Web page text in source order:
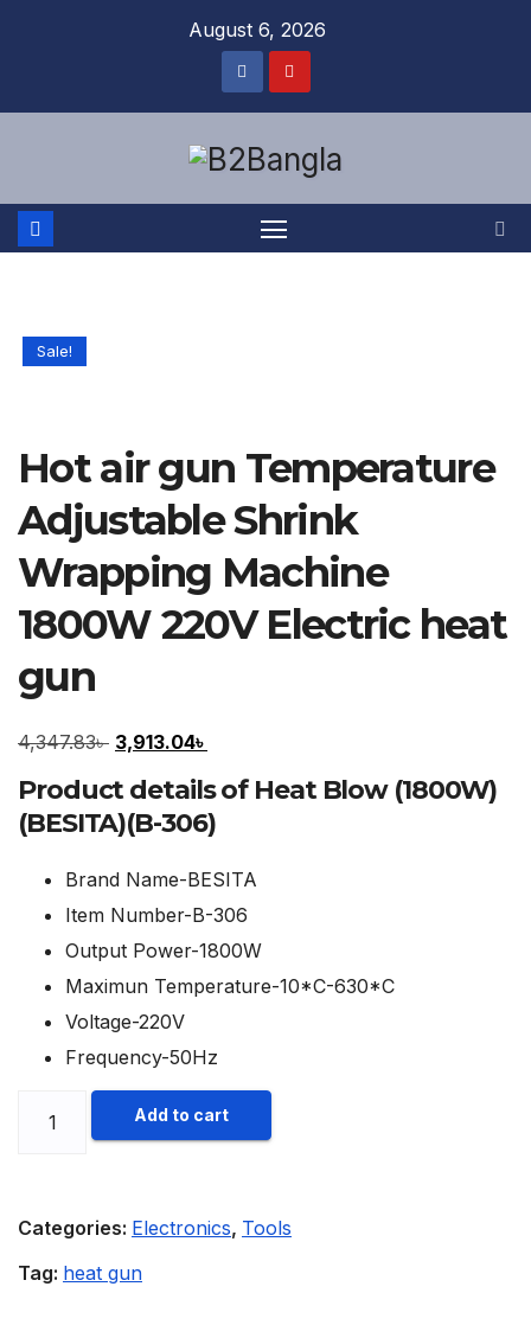
August 6, 2026
Sale!
Hot air gun Temperature
Adjustable Shrink
Wrapping Machine
1800W 220V Electric heat
gun
4,347.83৳ Original
price
was:
3,913.04৳
price
is:
Product details of Heat Blow (1800W)
(BESITA)(B-306)
Brand Name-BESITA
Item Number-B-306
Output Power-1800W
Maximun Temperature-10*C-630*C
Voltage-220V
Frequency-50Hz
Temperature
Shrink
Add to cart
Categories: Electronics, Tools
Tag: heat gun